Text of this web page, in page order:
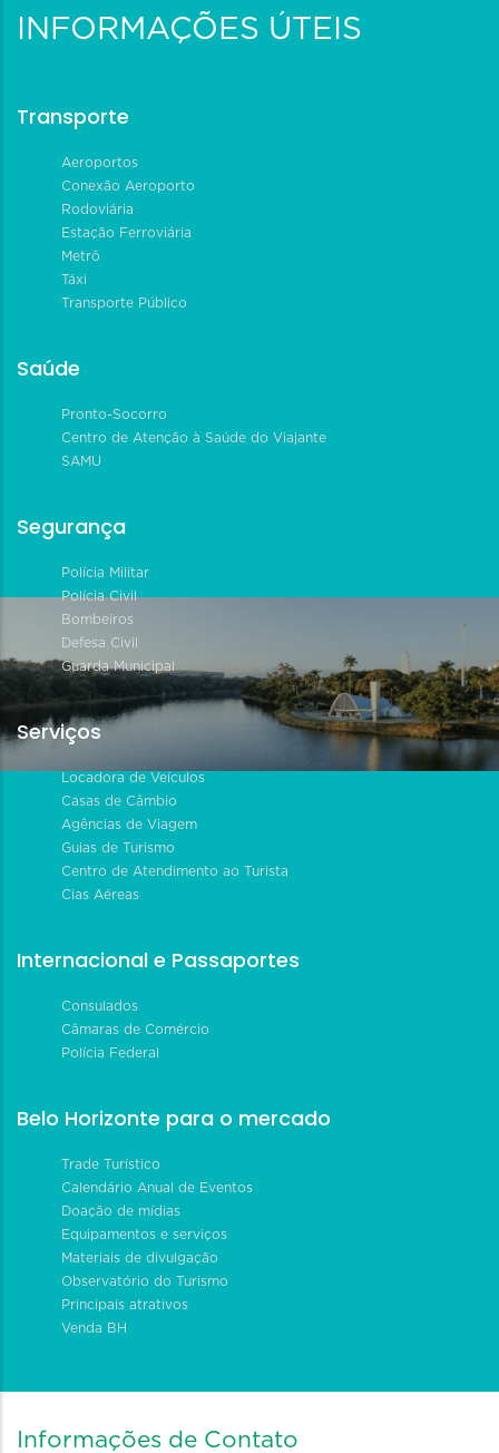
INFORMAÇÕES ÚTEIS
Transporte
Aeroportos
Conexão Aeroporto
Rodoviária
Estação Ferroviária
Metrô
Táxi
Transporte Público
Saúde
Pronto-Socorro
Centro de Atenção à Saúde do Viajante
SAMU
Segurança
Polícia Militar
Polícia Civil
Bombeiros
Defesa Civil
Guarda Municipal
Serviços
Locadora de Veículos
Casas de Câmbio
Agências de Viagem
Guias de Turismo
Centro de Atendimento ao Turista
Cias Aéreas
Internacional e Passaportes
Consulados
Câmaras de Comércio
Polícia Federal
Belo Horizonte para o mercado
Trade Turístico
Calendário Anual de Eventos
Doação de mídias
Equipamentos e serviços
Materiais de divulgação
Observatório do Turismo
Principais atrativos
Venda BH
Informações de Contato